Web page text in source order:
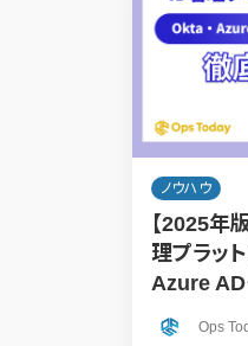
ノウハウ
【2025年
理プラッ
Azure
Ops